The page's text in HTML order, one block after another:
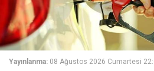
Yayınlanma: 08 Ağustos 2026 Cumartesi